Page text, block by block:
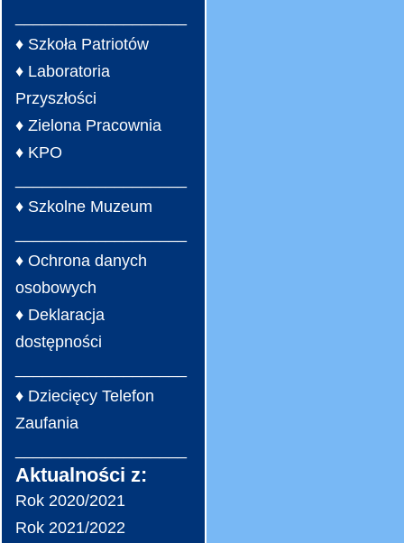
♦ Szkoła Patriotów
♦ Laboratoria
Przyszłości
♦ Zielona Pracownia
♦ KPO
♦ Szkolne Muzeum
♦ Ochrona danych
osobowych
♦ Deklaracja
dostępności
♦ Dziecięcy Telefon
Zaufania
Aktualności z:
Rok 2020/2021
Rok 2021/2022